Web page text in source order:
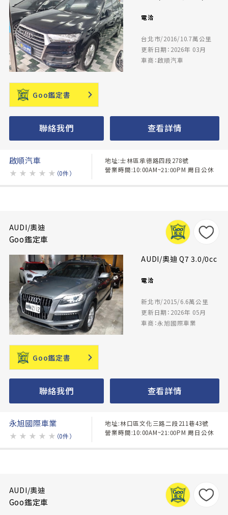
電洽
台北市/2016/10.7萬公里
更新日期：2026年 03月
車商：啟順汽車
Goo鑑定書
聯絡我們 查看詳情
啟順汽車
★ ★ ★ ★ ★ （0件）
地址:士林區承德路四段278號
營業時間:10:00AM~21:00PM 周日公休
AUDI/奧迪
Goo鑑定車
AUDI/奧迪 Q7 3.0/0cc
電洽
新北市/2015/6.6萬公里
更新日期：2026年 05月
車商：永旭國際車業
Goo鑑定書
聯絡我們 查看詳情
永旭國際車業
★ ★ ★ ★ ★ （0件）
地址:林口區文化三路二段211巷43號
營業時間:10:00AM~21:00PM 周日公休
AUDI/奧迪
Goo鑑定車